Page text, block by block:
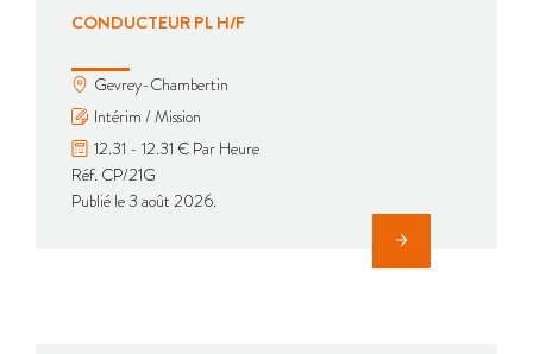
CONDUCTEUR PL H/F
Gevrey-Chambertin
Intérim / Mission
12.31 - 12.31 € Par Heure
Réf. CP/21G
Publié le 3 août 2026.